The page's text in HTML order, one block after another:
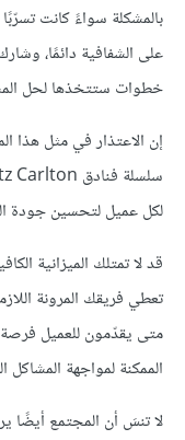
بالمشكلة سواءً كانت
على الشفافية دائمًا،
خطوات ستتخذها لحل
إن الاعتذار في مثل هذا
لكل عميل لتحسين جودة
قد لا تمتلك الميزانية
تعطي فريقك المرونة
متى يقدّمون للعميل
الممكنة لمواجهة المشاكل
لا تنسَ أن المجتمع